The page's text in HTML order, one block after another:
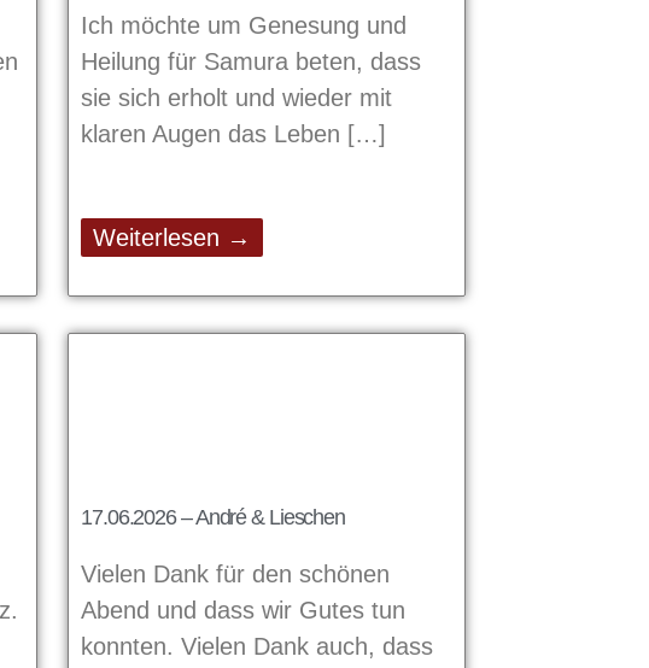
Ich möchte um Genesung und
Heilung für Samura beten, dass
sie sich erholt und wieder mit
klaren Augen das Leben
Weiterlesen →
17.06.2026 – André & Lieschen
Vielen Dank für den schönen
Abend und dass wir Gutes tun
konnten. Vielen Dank auch, dass